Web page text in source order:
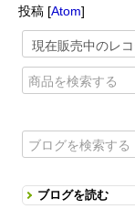
投稿 [Atom]
ブログを読む